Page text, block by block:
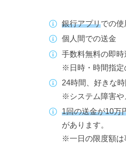
銀行アプリでの使
個人間での送金
手数料無料の即時
※日時・時間指定
24時間、好きな
※システム障害や
1回の送金が10万
があります。
※一日の限度額は